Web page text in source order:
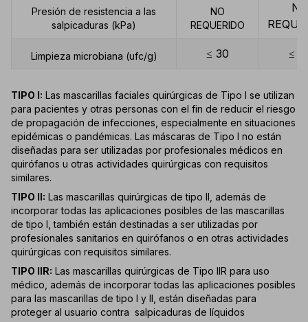
Presión de resistencia a las
salpicaduras (kPa)
NO
REQUERIDO
NO
Limpieza microbiana (ufc/g) ≤ 30 ≤
TIPO I: Las mascarillas faciales quirúrgicas de Tipo I se utilizan
para pacientes y otras personas con el fin de reducir el riesgo
de propagación de infecciones, especialmente en situaciones
epidémicas o pandémicas. Las máscaras de Tipo I no están
diseñadas para ser utilizadas por profesionales médicos en
quirófanos u otras actividades quirúrgicas con requisitos
similares.
TIPO II: Las mascarillas quirúrgicas de tipo II, además de
incorporar todas las aplicaciones posibles de las mascarillas
de tipo I, también están destinadas a ser utilizadas por
profesionales sanitarios en quirófanos o en otras actividades
quirúrgicas con requisitos similares.
TIPO IIR: Las mascarillas quirúrgicas de Tipo IIR para uso
médico, además de incorporar todas las aplicaciones posibles
para las mascarillas de tipo I y II, están diseñadas para
proteger al usuario contra salpicaduras de líquidos